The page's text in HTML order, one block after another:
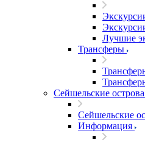
Лучшие
Трансферы
Сейшельские острова
Сейшельские
Информация